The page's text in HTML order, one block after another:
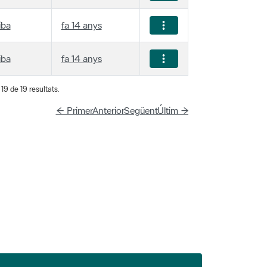
fa 14 anys
fa 14 anys
de 19 resultats.
← PrimerAnteriorSegüentÚltim →